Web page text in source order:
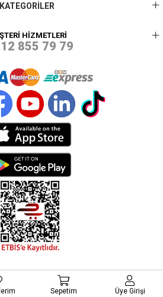
KATEGORİLER
HİZMETLERİ
855 79 79
- TÜM HAKLARI SAKLIDIR.
Sepetim Üye Girişi